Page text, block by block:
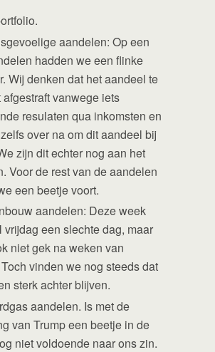
aandelen: Op een
hadden we een flinke
Wij denken dat het aandeel te
afgestraft vanwege iets
resulaten qua inkomsten en
over na om dit aandeel bij
zijn dit echter nog aan het
Voor de rest van de aandelen
een beetje voort.
aandelen: Deze week
vrijdag een slechte dag, maar
niet gek na weken van
vinden we nog steeds dat
sterk achter blijven.
aandelen. Is met de
van Trump een beetje in de
niet voldoende naar ons zin.